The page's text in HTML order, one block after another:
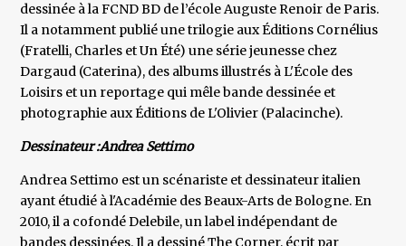
dessinée à la FCND BD de l’école Auguste Renoir de Paris.
Il a notamment publié une trilogie aux Éditions Cornélius
(Fratelli, Charles et Un Été) une série jeunesse chez
Dargaud (Caterina), des albums illustrés à L'École des
Loisirs et un reportage qui mêle bande dessinée et
photographie aux Éditions de L'Olivier (Palacinche).
Dessinateur :Andrea Settimo
Andrea Settimo est un scénariste et dessinateur italien
ayant étudié à l'Académie des Beaux-Arts de Bologne. En
2010, il a cofondé Delebile, un label indépendant de
bandes dessinées. Il a dessiné The Corner, écrit par